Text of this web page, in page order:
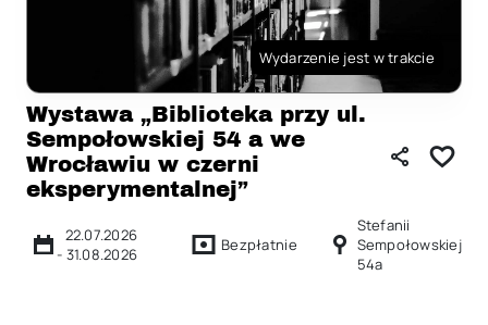
Wydarzenie jest w trakcie
Wystawa „Biblioteka przy ul.
Sempołowskiej 54 a we
Wrocławiu w czerni
eksperymentalnej”
22.07.2026
- 31.08.2026 Bezpłatnie
Stefanii
Sempołowskiej
54a